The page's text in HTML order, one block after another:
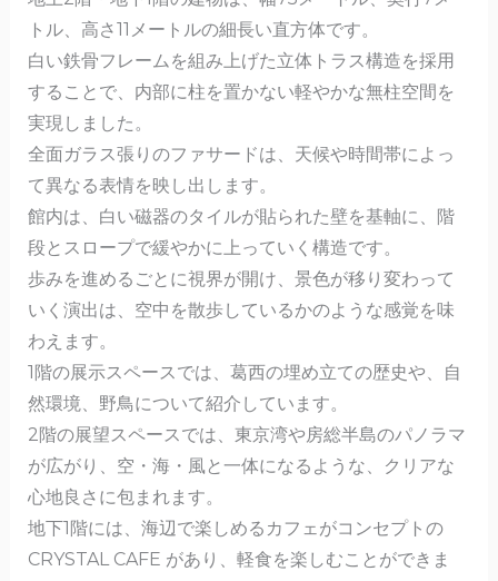
トル、高さ11メートルの細長い直方体です。
白い鉄骨フレームを組み上げた立体トラス構造を採用
することで、内部に柱を置かない軽やかな無柱空間を
実現しました。
全面ガラス張りのファサードは、天候や時間帯によっ
て異なる表情を映し出します。
館内は、白い磁器のタイルが貼られた壁を基軸に、階
段とスロープで緩やかに上っていく構造です。
歩みを進めるごとに視界が開け、景色が移り変わって
いく演出は、空中を散歩しているかのような感覚を味
わえます。
1階の展示スペースでは、葛西の埋め立ての歴史や、自
然環境、野鳥について紹介しています。
2階の展望スペースでは、東京湾や房総半島のパノラマ
が広がり、空・海・風と一体になるような、クリアな
心地良さに包まれます。
地下1階には、海辺で楽しめるカフェがコンセプトの
CRYSTAL CAFE があり、軽食を楽しむことができま